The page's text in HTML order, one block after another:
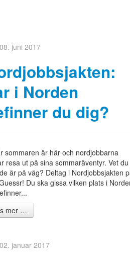
08. juni 2017
i Norden
du dig?
sommaren är här och nordjobbarna
resa ut på sina sommaräventyr. Vet du
är på väg? Deltag i Nordjobbsjakten
Du ska gissa vilken plats i
mer …
02. januar 2017